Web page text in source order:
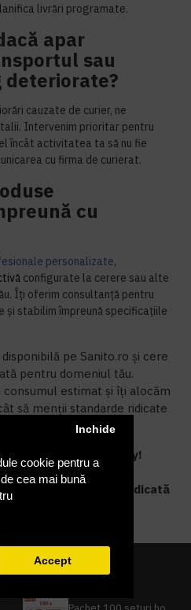
cookie pentru a
cea mai bună
Inchide
Accept
livrări programate.
apar
sau
deteriorate?
cauzate de curier, ne
Intervenim prioritar pentru
încât activitatea ta să nu fie
cu firma de curierat.
cu
personalizate,
configurate la cerere sau alte
Îți oferim consultanță pentru
stabilim împreună specificațiile
disponibilă pe Sanito.ro și cere
pentru domeniul tău.
estimat și îți alocăm
să menții standarde ridicate
completă cu Diversey!
pe Sanito.ro și obține
și consultanță dedicată
PRODUSE